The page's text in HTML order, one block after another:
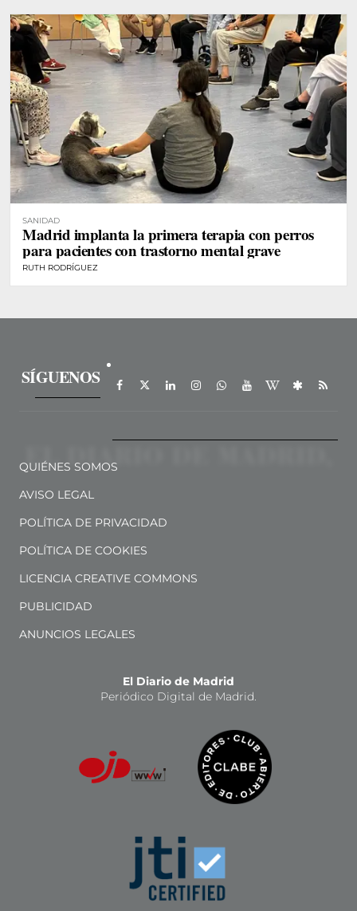
SANIDAD
Madrid implanta la primera terapia con perros
para pacientes con trastorno mental grave
RUTH RODRÍGUEZ
SÍGUENOS
QUIÉNES SOMOS
AVISO LEGAL
POLÍTICA DE PRIVACIDAD
POLÍTICA DE COOKIES
LICENCIA CREATIVE COMMONS
PUBLICIDAD
ANUNCIOS LEGALES
El Diario de Madrid
Periódico Digital de Madrid.